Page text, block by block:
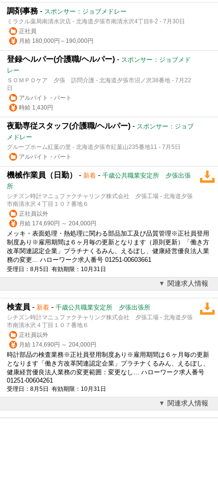
調剤事務 - スポンサー：ジョブメドレー
ミラクル薬局南清水沢店 - 北海道夕張市南清水沢4丁目8-2 - 7月30日
正社員
月給 180,000円～190,000円
登録ヘルパー(介護職/ヘルパー) - スポンサー：ジョブメド
レー
ＳＯＭＰＯケア 夕張 訪問介護 - 北海道夕張市沼ノ沢38番地 - 7月22
日
アルバイト・パート
時給 1,430円
夜勤専従スタッフ(介護職/ヘルパー) - スポンサー：ジョブ
メドレー
グループホーム紅葉の里 - 北海道夕張市紅葉山235番地11 - 7月5日
アルバイト・パート
機械作業員（日勤） - 新着 - 千歳公共職業安定所 夕張出張
所
シチズン時計マニュファクチャリング株式会社 夕張工場 - 北海道夕張
市南清水沢４丁目１０７番地６
正社員以外
月給 174,690円 ～ 204,000円
メッキ・表面処理・熱処理に関わる部品加工及び品質管理※正社員登用
制度あり※雇用期間は６ヶ月毎の更新となります（原則更新）「働き方
改革関連認定企業」プラチナくるみん、えるぼし、健康経営優良法人業
務の変更... ハローワーク求人番号 01251-00603661
受理日：8月5日 有効期限：10月31日
関連求人情報
検査員 - 新着 - 千歳公共職業安定所 夕張出張所
シチズン時計マニュファクチャリング株式会社 夕張工場 - 北海道夕張
市南清水沢４丁目１０７番地６
正社員以外
月給 174,690円 ～ 204,000円
時計部品の検査業務※正社員登用制度あり※雇用期間は６ヶ月毎の更新
となります「働き方改革関連認定企業」プラチナくるみん、えるぼし、
健康経営優良法人業務の変更範囲：変更なし... ハローワーク求人番号
01251-00604261
受理日：8月5日 有効期限：10月31日
関連求人情報